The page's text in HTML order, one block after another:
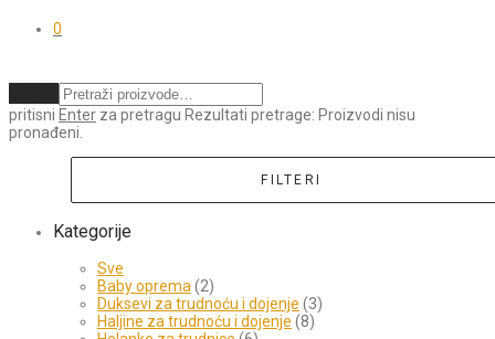
0
pritisni Enter za pretragu Rezultati pretrage: Proizvodi nisu
pronađeni.
FILTERI
Kategorije
Sve
Baby oprema (2)
Duksevi za trudnoću i dojenje (3)
Haljine za trudnoću i dojenje (8)